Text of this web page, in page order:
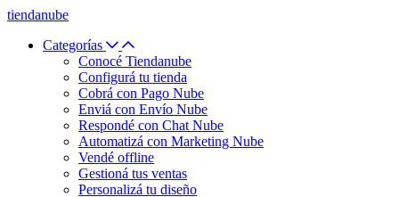
tiendanube
Categorías
Conocé Tiendanube
Configurá tu tienda
Cobrá con Pago Nube
Enviá con Envío Nube
Respondé con Chat Nube
Automatizá con Marketing Nube
Vendé offline
Gestioná tus ventas
Personalizá tu diseño